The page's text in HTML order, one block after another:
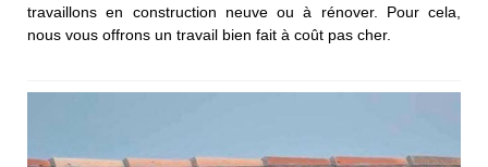
travaillons en construction neuve ou à rénover. Pour cela,
nous vous offrons un travail bien fait à coût pas cher.